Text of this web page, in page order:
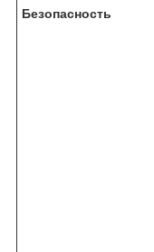
Безопасность